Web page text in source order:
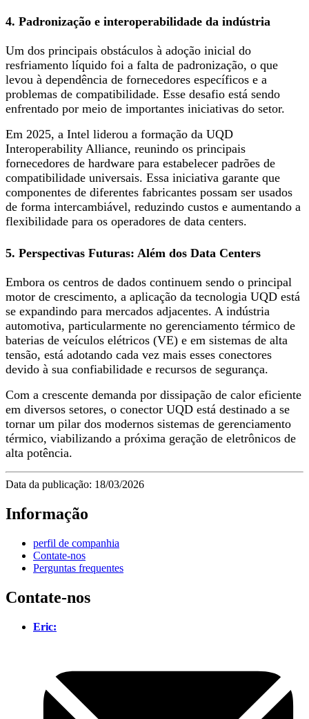
4. Padronização e interoperabilidade da indústria
Um dos principais obstáculos à adoção inicial do
resfriamento líquido foi a falta de padronização, o que
levou à dependência de fornecedores específicos e a
problemas de compatibilidade. Esse desafio está sendo
enfrentado por meio de importantes iniciativas do setor.
Em 2025, a Intel liderou a formação da UQD
Interoperability Alliance, reunindo os principais
fornecedores de hardware para estabelecer padrões de
compatibilidade universais. Essa iniciativa garante que
componentes de diferentes fabricantes possam ser usados ​​
de forma intercambiável, reduzindo custos e aumentando a
flexibilidade para os operadores de data centers.
5. Perspectivas Futuras: Além dos Data Centers
Embora os centros de dados continuem sendo o principal
motor de crescimento, a aplicação da tecnologia UQD está
se expandindo para mercados adjacentes. A indústria
automotiva, particularmente no gerenciamento térmico de
baterias de veículos elétricos (VE) e em sistemas de alta
tensão, está adotando cada vez mais esses conectores
devido à sua confiabilidade e recursos de segurança.
Com a crescente demanda por dissipação de calor eficiente
em diversos setores, o conector UQD está destinado a se
tornar um pilar dos modernos sistemas de gerenciamento
térmico, viabilizando a próxima geração de eletrônicos de
alta potência.
Data da publicação: 18/03/2026
Informação
perfil de companhia
Contate-nos
Perguntas frequentes
Contate-nos
Eric: